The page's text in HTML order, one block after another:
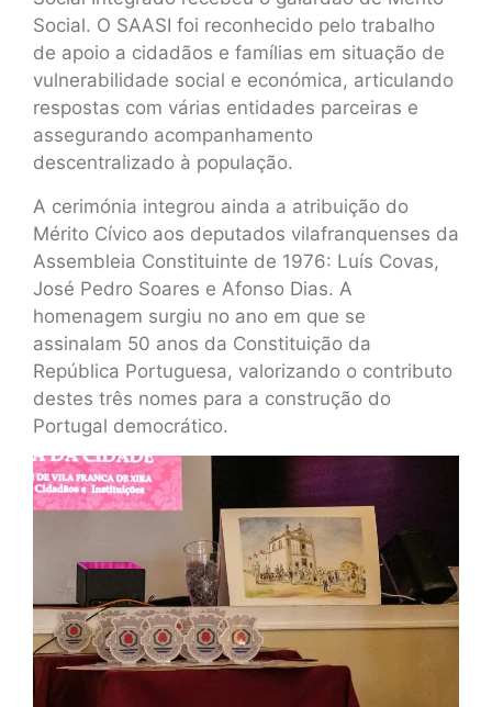
Social. O SAASI foi reconhecido pelo trabalho
de apoio a cidadãos e famílias em situação de
vulnerabilidade social e económica, articulando
respostas com várias entidades parceiras e
assegurando acompanhamento
descentralizado à população.
A cerimónia integrou ainda a atribuição do
Mérito Cívico aos deputados vilafranquenses da
Assembleia Constituinte de 1976: Luís Covas,
José Pedro Soares e Afonso Dias. A
homenagem surgiu no ano em que se
assinalam 50 anos da Constituição da
República Portuguesa, valorizando o contributo
destes três nomes para a construção do
Portugal democrático.